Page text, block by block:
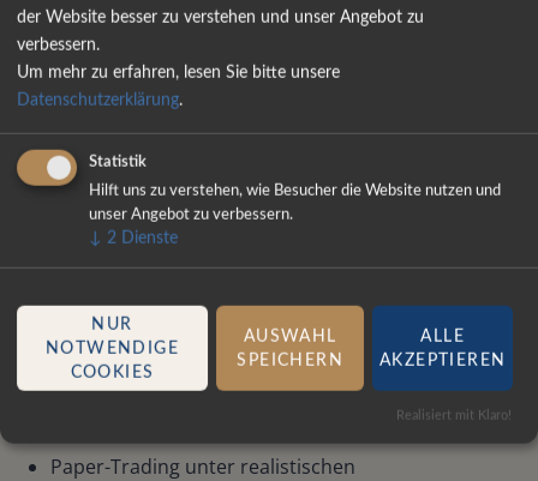
GRÜNDLICH GETESTET – NICHT
NUR THEORETISCH ENTWICKELT
Ein mobiler Lebensstil bedeutet nicht, bei der Qualität
Kompromisse einzugehen. Bevor ein Handelssystem
in der Praxis eingesetzt wird, sollte es umfangreich
Backtests über historische Marktdaten
Prüfungen mit unterschiedlichen Datenquellen
Datenfeed-Simulationen
Paper-Trading unter realistischen
der Website besser zu verstehen und unser Angebot zu
verbessern.
Um mehr zu erfahren, lesen Sie bitte unsere
Datenschutzerklärung.
Statistik
Hilft uns zu verstehen, wie Besucher die Website nutzen und
unser Angebot zu verbessern.
↓ 2 Dienste
NUR
NOTWENDIGE
COOKIES
AUSWAHL
SPEICHERN
ALLE
AKZEPTIEREN
Realisiert mit Klaro!